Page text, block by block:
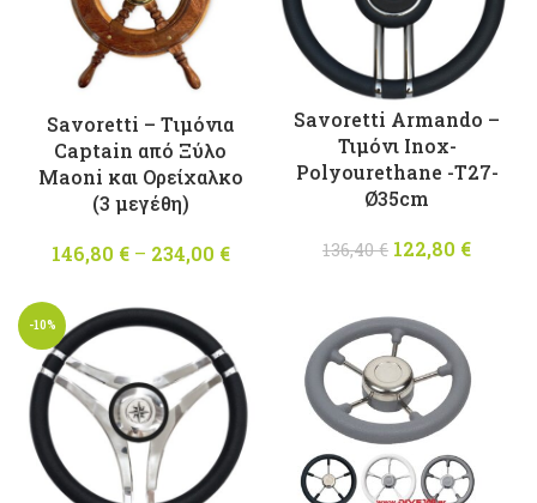
Savoretti – Tιμόνια
Captain από Ξύλο
Maoni και Ορείχαλκο
(3 μεγέθη)
146,80 € – 234,00 €
234,00 €
Savoretti Armando –
Τιμόνι Inox-
Polyourethane -T27-
Ø35cm
136,40€
Original
122,80 €
-10%